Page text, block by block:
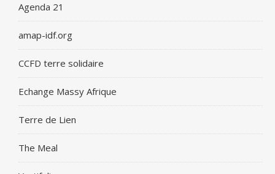
Agenda 21
amap-idf.org
CCFD terre solidaire
Echange Massy Afrique
Terre de Lien
The Meal